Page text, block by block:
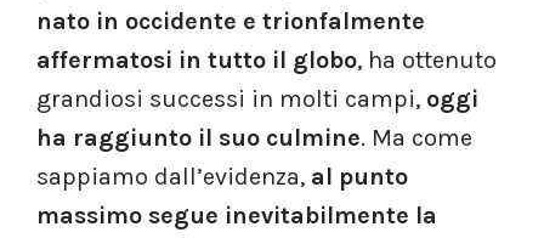
nato in occidente e trionfalmente
affermatosi in tutto il globo, ha ottenuto
grandiosi successi in molti campi, oggi
ha raggiunto il suo culmine. Ma come
sappiamo dall’evidenza, al punto
massimo segue inevitabilmente la